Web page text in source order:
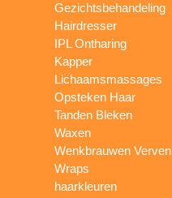
Gezichtsbehandeling
Hairdresser
IPL Ontharing
Kapper
Lichaamsmassages
Opsteken Haar
Tanden Bleken
Waxen
Wenkbrauwen Verven
Wraps
haarkleuren